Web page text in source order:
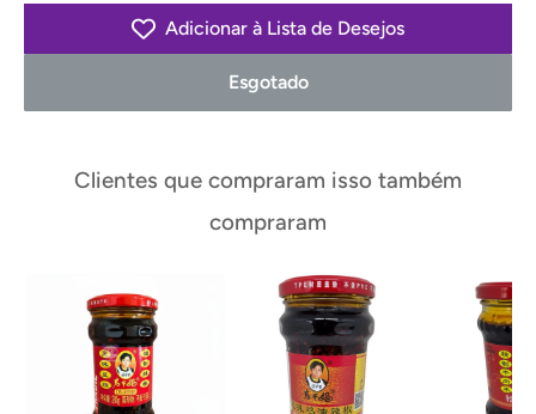
Adicionar à Lista de Desejos
Esgotado
Clientes que compraram isso também
compraram